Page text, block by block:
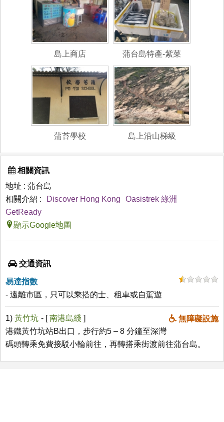
島上商店 蒲台島特產-紫菜
蒲苔學校 島上沿山梯級
相關資訊
地址 : 蒲台島
相關介紹 :
Discover Hong Kong
Oasistrek 綠洲
GetReady
顯示Google地圖
交通資訊
易達指數
- 遠離市區，只可以乘搭的士、租車或自駕遊
1) 黃竹坑 無障礙設施
- [南港島綫 ]
港鐵黃竹坑站B出口，步行約5 – 8 分鐘至深灣
碼頭轉乘免費接駁小輪前往，再轉搭乘街渡前往蒲台島。